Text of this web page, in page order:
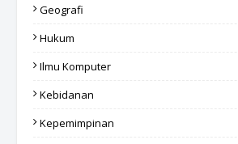
Geografi
Hukum
Ilmu Komputer
Kebidanan
Kepemimpinan